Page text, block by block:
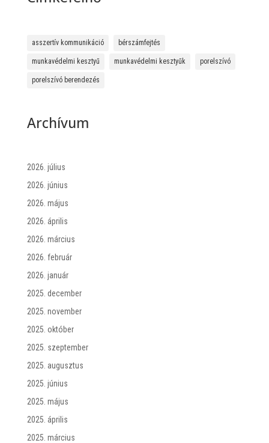
asszertív kommunikáció bérszámfejtés
munkavédelmi kesztyű munkavédelmi kesztyűk porelszívó
porelszívó berendezés
Archívum
2026. július
2026. június
2026. május
2026. április
2026. március
2026. február
2026. január
2025. december
2025. november
2025. október
2025. szeptember
2025. augusztus
2025. június
2025. május
2025. április
2025. március